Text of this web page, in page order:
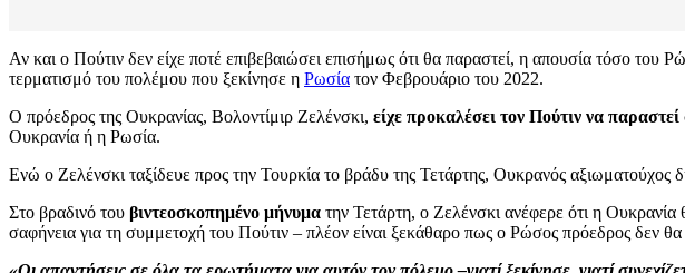
Αν και ο Πούτιν δεν είχε ποτέ επιβεβαιώσει επισήμως ότι θα παραστεί, η απουσία τόσο του
τερματισμό του πολέμου που ξεκίνησε η Ρωσία τον Φεβρουάριο του 2022.
Ο πρόεδρος της Ουκρανίας, Βολοντίμιρ Ζελένσκι, είχε προκαλέσει τον Πούτιν να παραστεί
Ουκρανία ή η Ρωσία.
Ενώ ο Ζελένσκι ταξίδευε προς την Τουρκία το βράδυ της Τετάρτης, Ουκρανός
Στο βραδινό του βιντεοσκοπημένο μήνυμα την Τετάρτη, ο Ζελένσκι ανέφερε ότι η Ουκρανία
σαφήνεια για τη συμμετοχή του Πούτιν – πλέον είναι ξεκάθαρο πως ο Ρώσος πρόεδρος δεν θα